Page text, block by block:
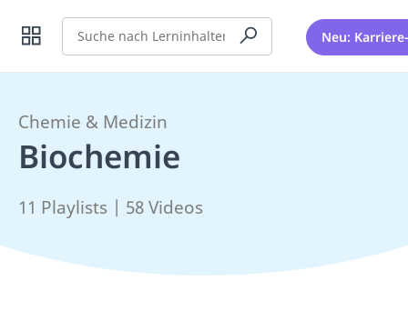
Suche Neu:
Chemie & Medizin
Biochemie
11 Playlists | 58 Videos